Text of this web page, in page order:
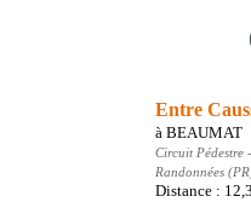
Entre
à BEAUMAT
Circuit Pédestre
Randonnées
Distance :